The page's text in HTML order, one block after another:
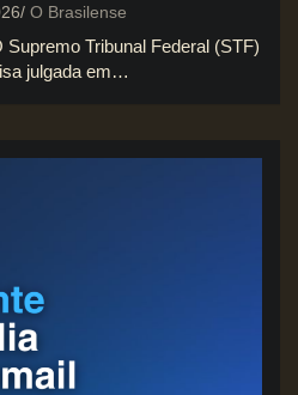
O Brasilense
Tribunal Federal (STF)
julgada em…